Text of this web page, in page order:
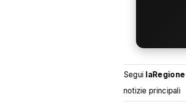
Segui laRegione
notizie principali